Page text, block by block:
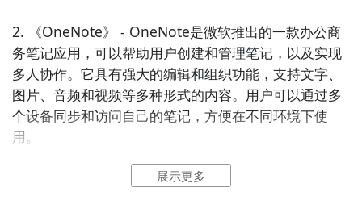
2. 《OneNote》 - OneNote是微软推出的一款办公商
务笔记应用，可以帮助用户创建和管理笔记，以及实现
多人协作。它具有强大的编辑和组织功能，支持文字、
图片、音频和视频等多种形式的内容。用户可以通过多
个设备同步和访问自己的笔记，方便在不同环境下使
用。
3. 《印象笔记》 - 印象笔记是一款功能丰富的办公商务
展示更多